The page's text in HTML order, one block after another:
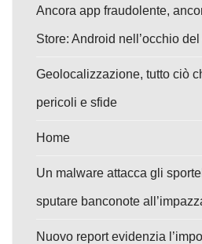
Ancora app fraudolente,
Store: Android nell’occhio
Geolocalizzazione, tutto ciò
pericoli e sfide
Home
Un malware attacca gli
sputare banconote
Nuovo report evidenzia